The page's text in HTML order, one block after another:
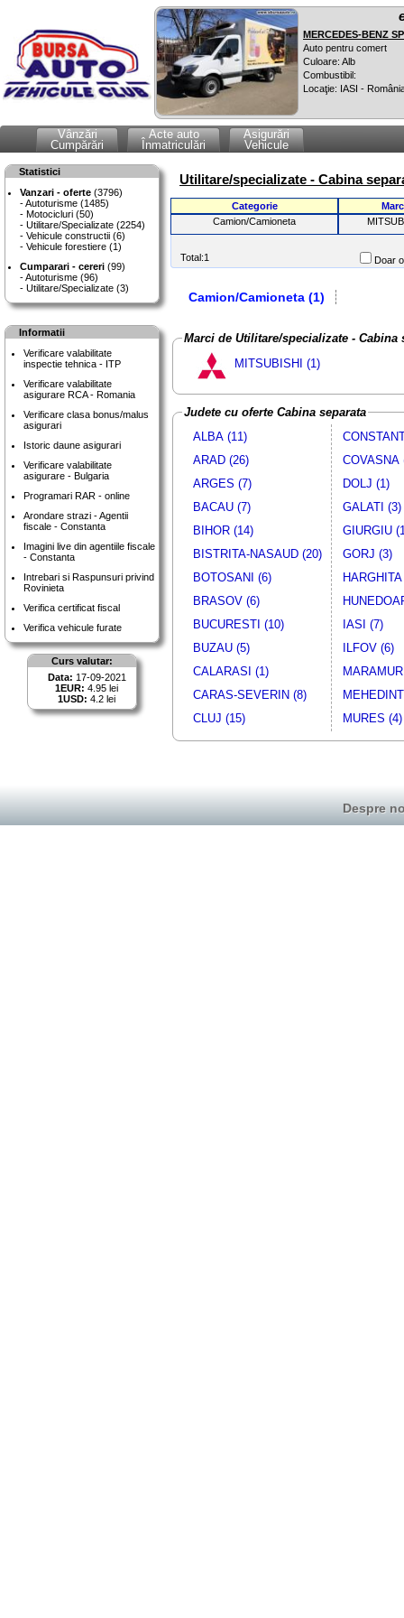
MERCEDES-BENZ
Auto pentru comert
Culoare: Alb
Combustibil:
Locaţie: IASI -
Vânzări
Cumpărări
Acte auto
Înmatriculări
Asigurări
Vehicule
Statistici
Vanzari - oferte (3796)
Autoturisme (1485)
Motocicluri (50)
Utilitare/Specializate (2254)
Vehicule constructii (6)
Vehicule forestiere (1)
Cumparari - cereri (99)
Autoturisme (96)
Utilitare/Specializate (3)
Informatii
Verificare valabilitate
inspectie tehnica - ITP
Verificare valabilitate
asigurare RCA - Romania
Verificare clasa bonus/malus
asigurari
Istoric daune asigurari
Verificare valabilitate
asigurare - Bulgaria
Programari RAR - online
Arondare strazi - Agentii
fiscale - Constanta
Imagini live din agentiile fiscale
- Constanta
Intrebari si Raspunsuri privind
Rovinieta
Verifica certificat fiscal
Verifica vehicule furate
Curs valutar:
Data: 17-09-2021
1EUR: 4.95 lei
1USD: 4.2 lei
Utilitare/specializate - Cabina
Categorie
Camion/Camioneta
Total:1 Doar
Camion/Camioneta (1)
Marci de Utilitare/specializate - Cabina
MITSUBISHI (1)
Judete cu oferte Cabina separata
ALBA (11)
ARAD (26)
ARGES (7)
BACAU (7)
BIHOR (14)
BISTRITA-NASAUD (20)
BOTOSANI (6)
BRASOV (6)
BUCURESTI (10)
BUZAU (5)
CALARASI (1)
CARAS-SEVERIN (8)
CLUJ (15)
COVASNA
DOLJ (1)
GALATI (3)
GIURGIU
GORJ (3)
IASI (7)
ILFOV (6)
MURES (4)
Despre